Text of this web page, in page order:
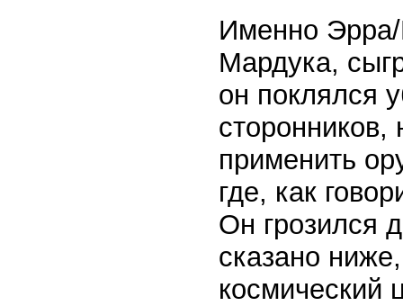
Именно Эрра/
Мардука,
он поклялся
применить
где, как
Он грозился
сказано
космический